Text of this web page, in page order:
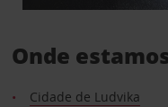
Onde
Cidade de Ludvika